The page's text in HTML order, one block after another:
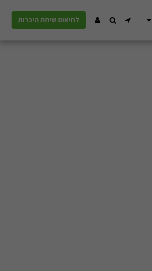
לתיאום שיחת היכרות